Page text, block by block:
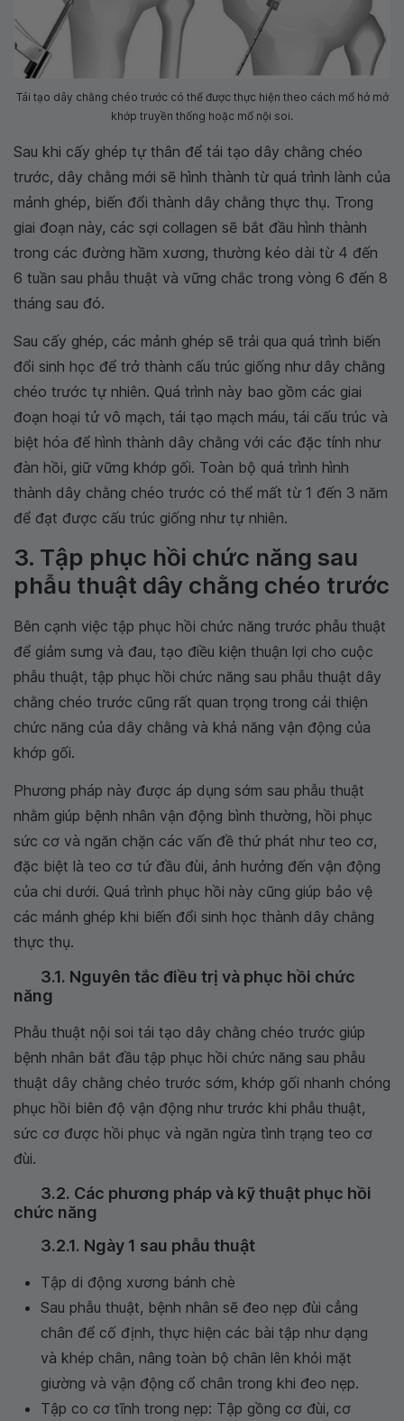
Tái tạo dây chằng chéo trước có thể được thực hiện theo cách mổ hở mở
khớp truyền thống hoặc mổ nội soi.
Sau khi cấy ghép tự thân để tái tạo dây chằng chéo
trước, dây chằng mới sẽ hình thành từ quá trình lành của
mảnh ghép, biến đổi thành dây chằng thực thụ. Trong
giai đoạn này, các sợi collagen sẽ bắt đầu hình thành
trong các đường hầm xương, thường kéo dài từ 4 đến
6 tuần sau phẫu thuật và vững chắc trong vòng 6 đến 8
tháng sau đó.
Sau cấy ghép, các mảnh ghép sẽ trải qua quá trình biến
đổi sinh học để trở thành cấu trúc giống như dây chằng
chéo trước tự nhiên. Quá trình này bao gồm các giai
đoạn hoại tử vô mạch, tái tạo mạch máu, tái cấu trúc và
biệt hóa để hình thành dây chằng với các đặc tính như
đàn hồi, giữ vững khớp gối. Toàn bộ quá trình hình
thành dây chằng chéo trước có thể mất từ 1 đến 3 năm
để đạt được cấu trúc giống như tự nhiên.
3. Tập phục hồi chức năng sau
phẫu thuật dây chằng chéo trước
Bên cạnh việc tập phục hồi chức năng trước phẫu thuật
để giảm sưng và đau, tạo điều kiện thuận lợi cho cuộc
phẫu thuật, tập phục hồi chức năng sau phẫu thuật dây
chằng chéo trước cũng rất quan trọng trong cải thiện
chức năng của dây chằng và khả năng vận động của
khớp gối.
Phương pháp này được áp dụng sớm sau phẫu thuật
nhằm giúp bệnh nhân vận động bình thường, hồi phục
sức cơ và ngăn chặn các vấn đề thứ phát như teo cơ,
đặc biệt là teo cơ tứ đầu đùi, ảnh hưởng đến vận động
của chi dưới. Quá trình phục hồi này cũng giúp bảo vệ
các mảnh ghép khi biến đổi sinh học thành dây chằng
thực thụ.
3.1. Nguyên tắc điều trị và phục hồi chức
năng
Phẫu thuật nội soi tái tạo dây chằng chéo trước giúp
bệnh nhân bắt đầu tập phục hồi chức năng sau phẫu
thuật dây chằng chéo trước sớm, khớp gối nhanh chóng
phục hồi biên độ vận động như trước khi phẫu thuật,
sức cơ được hồi phục và ngăn ngừa tình trạng teo cơ
đùi.
3.2. Các phương pháp và kỹ thuật phục hồi
chức năng
3.2.1. Ngày 1 sau phẫu thuật
Tập di động xương bánh chè
Sau phẫu thuật, bệnh nhân sẽ đeo nẹp đùi cẳng
chân để cố định, thực hiện các bài tập như dạng
và khép chân, nâng toàn bộ chân lên khỏi mặt
giường và vận động cổ chân trong khi đeo nẹp.
Tập co cơ tĩnh trong nẹp: Tập gồng cơ đùi, cơ